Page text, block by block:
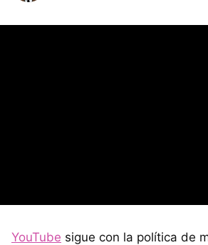
YouTube sigue con la política de